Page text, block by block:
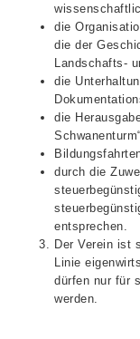
die
die der
Landschafts-
die
die
Schwanenturm“,
durch die
entsprechen.
Der Verein ist
Linie
dürfen nur für
werden.